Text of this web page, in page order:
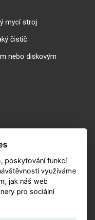
mycí stroj
čistič
nebo diskovým
poskytování funkcí
využíváme
jak náš web
pro sociální